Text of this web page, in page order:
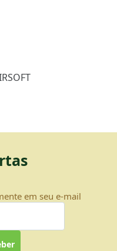
em seu e-mail